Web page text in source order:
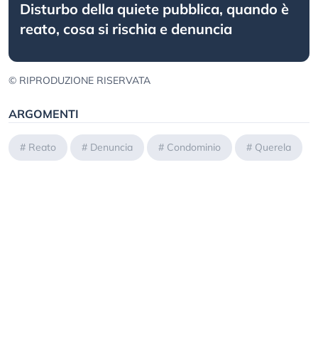
Disturbo della quiete pubblica, quando è
reato, cosa si rischia e denuncia
© RIPRODUZIONE RISERVATA
ARGOMENTI
# Reato # Denuncia # Condominio # Querela